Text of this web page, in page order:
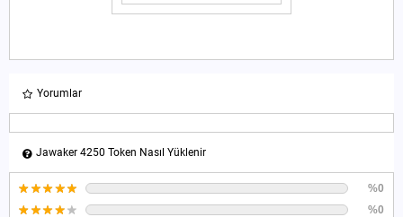
Yorumlar
Jawaker 4250 Token Nasıl Yüklenir
%0
%0